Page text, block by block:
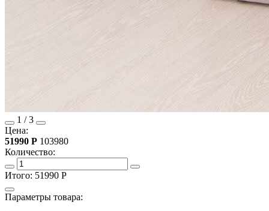
1 /3
Цена:
51990 Р 103980
Количество:
Итого: 51990 Р
Параметры товара: